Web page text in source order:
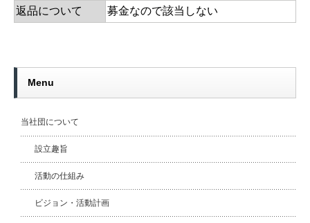
返品について
募金なので該当しない
Menu
当社団について
設立趣旨
活動の仕組み
ビジョン・活動計画